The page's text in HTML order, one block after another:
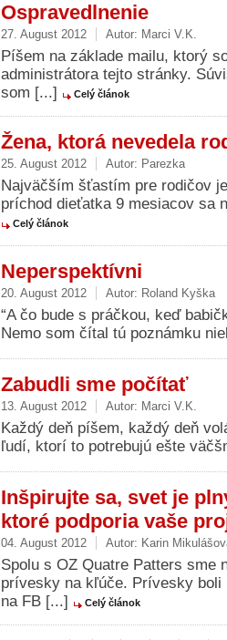
Ospravedlnenie
27. August 2012 Autor: Marci V.K.
Píšem na základe mailu, ktorý
administrátora tejto stránky.
som [...]
Celý článok
Žena, ktorá nevedela
25. August 2012 Autor: Parezka
Najväčším šťastím pre rodičov
príchod dieťatka 9 mesiacov sa
Celý článok
Neperspektívni
20. August 2012 Autor: Roland Kyška
“A čo bude s práčkou, keď
Nemo som čítal tú poznámku
Zabudli sme počítať
13. August 2012 Autor: Marci V.K.
Každý deň píšem, každý deň
ľudí, ktorí to potrebujú ešte
Inšpirujte sa, svet je
ktoré podporia vaše
04. August 2012 Autor: Karin
Spolu s OZ Quatre Patters sme
prívesky na kľúče. Prívesky boli
na FB [...]
Celý článok